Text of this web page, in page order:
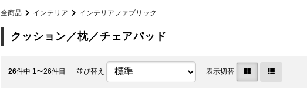
全商品 インテリア インテリアファブリック
クッション／枕／チェアパッド
26件中 1〜26件目 並び替え 表示切替